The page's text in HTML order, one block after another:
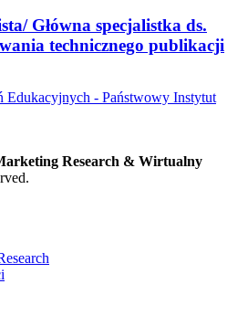
Główna specjalistka ds.
technicznego publikacji
Edukacyjnych - Państwowy Instytut
Research & Wirtualny